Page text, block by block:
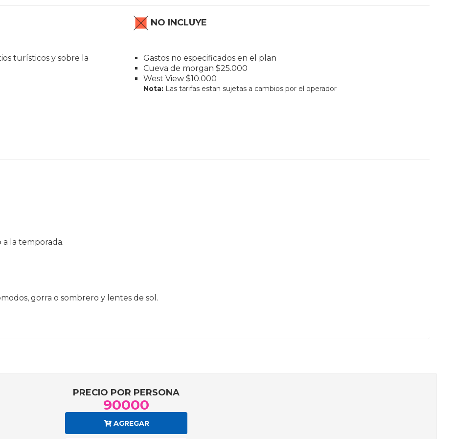
turísticos y sobre la
NO INCLUYE
Gastos no especificados en el plan
Cueva de morgan $25.000
West View $10.000
Nota: Las tarifas estan sujetas a cambios por el operador
a la temporada.
gorra o sombrero y lentes de sol.
PRECIO POR PERSONA
90000
AGREGAR